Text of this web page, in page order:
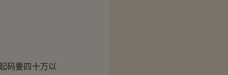
码要四十万以